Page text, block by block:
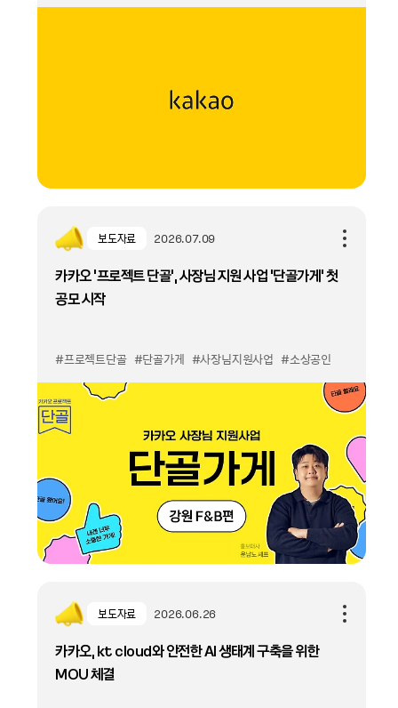
보도자료 2026.07.09
카카오 ‘프로젝트 단골’, 사장님 지원 사업 ‘단골가게’ 첫
공모 시작
#프로젝트단골 #단골가게 #사장님지원사업 #소상공인
보도자료 2026.06.26
카카오, kt cloud와 안전한 AI 생태계 구축을 위한
MOU 체결